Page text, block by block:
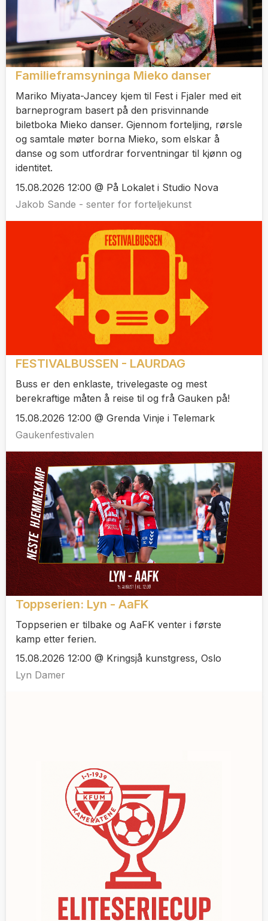
Familieframsyninga Mieko danser
Mariko Miyata-Jancey kjem til Fest i Fjaler med eit
barneprogram basert på den prisvinnande
biletboka Mieko danser. Gjennom forteljing, rørsle
og samtale møter borna Mieko, som elskar å
danse og som utfordrar forventningar til kjønn og
identitet.
15.08.2026 12:00 @ På Lokalet i Studio Nova
Jakob Sande - senter for forteljekunst
FESTIVALBUSSEN - LAURDAG
Buss er den enklaste, trivelegaste og mest
berekraftige måten å reise til og frå Gauken på!
15.08.2026 12:00 @ Grenda Vinje i Telemark
Gaukenfestivalen
Toppserien: Lyn - AaFK
Toppserien er tilbake og AaFK venter i første
kamp etter ferien.
15.08.2026 12:00 @ Kringsjå kunstgress, Oslo
Lyn Damer